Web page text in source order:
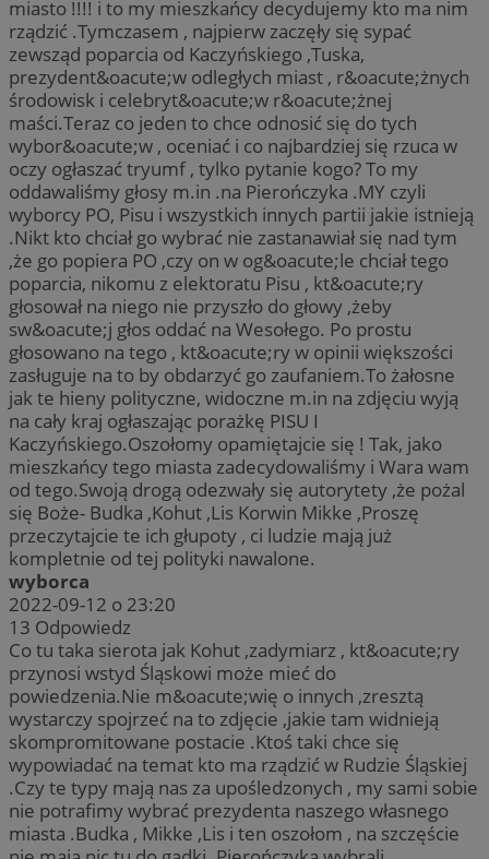
miasto !!!! i to my mieszkańcy decydujemy kto ma nim
rządzić .Tymczasem , najpierw zaczęły się sypać
zewsząd poparcia od Kaczyńskiego ,Tuska,
prezydent&oacute;w odległych miast , r&oacute;żnych
środowisk i celebryt&oacute;w r&oacute;żnej
maści.Teraz co jeden to chce odnosić się do tych
wybor&oacute;w , oceniać i co najbardziej się rzuca w
oczy ogłaszać tryumf , tylko pytanie kogo? To my
oddawaliśmy głosy m.in .na Pierończyka .MY czyli
wyborcy PO, Pisu i wszystkich innych partii jakie istnieją
.Nikt kto chciał go wybrać nie zastanawiał się nad tym
,że go popiera PO ,czy on w og&oacute;le chciał tego
poparcia, nikomu z elektoratu Pisu , kt&oacute;ry
głosował na niego nie przyszło do głowy ,żeby
sw&oacute;j głos oddać na Wesołego. Po prostu
głosowano na tego , kt&oacute;ry w opinii większości
zasługuje na to by obdarzyć go zaufaniem.To żałosne
jak te hieny polityczne, widoczne m.in na zdjęciu wyją
na cały kraj ogłaszając porażkę PISU I
Kaczyńskiego.Oszołomy opamiętajcie się ! Tak, jako
mieszkańcy tego miasta zadecydowaliśmy i Wara wam
od tego.Swoją drogą odezwały się autorytety ,że pożal
się Boże- Budka ,Kohut ,Lis Korwin Mikke ,Proszę
przeczytajcie te ich głupoty , ci ludzie mają już
kompletnie od tej polityki nawalone.
wyborca
2022-09-12 o 23:20
13 Odpowiedz
Co tu taka sierota jak Kohut ,zadymiarz , kt&oacute;ry
przynosi wstyd Śląskowi może mieć do
powiedzenia.Nie m&oacute;wię o innych ,zresztą
wystarczy spojrzeć na to zdjęcie ,jakie tam widnieją
skompromitowane postacie .Ktoś taki chce się
wypowiadać na temat kto ma rządzić w Rudzie Śląskiej
.Czy te typy mają nas za upośledzonych , my sami sobie
nie potrafimy wybrać prezydenta naszego własnego
miasta .Budka , Mikke ,Lis i ten oszołom , na szczęście